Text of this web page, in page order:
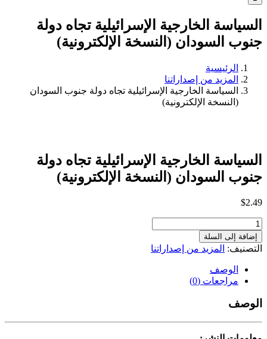
بالنسبة
الي
: السياسة الخارجية الإسرائيلية تجاه دولة
جنوب السودان (النسخة الإلكترونية)
الرئيسية
المزيد من إصداراتنا
السياسة الخارجية الإسرائيلية تجاه دولة جنوب السودان
(النسخة الإلكترونية)
السياسة الخارجية الإسرائيلية تجاه دولة
جنوب السودان (النسخة الإلكترونية)
$2.49
كمية
السياسة
الخارجية
تجاه
دولة
السودان
(النسخة
الإلكترونية)
إضافة إلى السلة
التصنيف: المزيد من إصداراتنا
الوصف
مراجعات (0)
الوصف